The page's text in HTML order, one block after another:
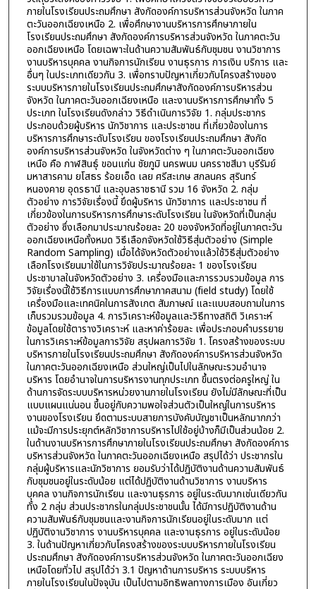
ภายในโรงเรียนประถมศึกษา สังกัดองค์การบริหารส่วนจังหวัด ในภาค
ตะวันออกเฉียงเหนือ 2. เพื่อศึกษางานบริหารการศึกษาภายใน
โรงเรียนประถมศึกษา สังกัดองค์การบริหารส่วนจังหวัด ในภาคตะวัน
ออกเฉียงเหนือ โดยเฉพาะในด้านความสัมพันธ์กับชุมชน งานวิชาการ
งานบริหารบุคคล งานกิจการนักเรียน งานธุรการ การเงิน บริการ และ
อื่นๆ ในประเภทเดียวกัน 3. เพื่อทราบปัญหาเกี่ยวกับโครงสร้างของ
ระบบบริหารภายในโรงเรียนประถมศึกษาสังกัดองค์การบริหารส่วน
จังหวัด ในภาคตะวันออกเฉียงเหนือ และงานบริหารการศึกษาทั้ง 5
ประเภท ในโรงเรียนดังกล่าว วิธีดำเนินการวิจัย 1. กลุ่มประชากร
ประกอบด้วยผู้บริหาร นักวิชาการ และประชาชน ที่เกี่ยวข้องในการ
บริหารการศึกษาระดับโรงเรียน ของโรงเรียนประถมศึกษา สังกัด
องค์การบริหารส่วนจังหวัด ในจังหวัดต่าง ๆ ในภาคตะวันออกเฉียง
เหนือ คือ กาฬสินธุ์ ขอนแก่น ชัยภูมิ นครพนม นครราชสีมา บุรีรัมย์
มหาสารคาม ยโสธร ร้อยเอ็ด เลย ศรีสะเกษ สกลนคร สุรินทร์
หนองคาย อุดรธานี และอุบลราชธานี รวม 16 จังหวัด 2. กลุ่ม
ตัวอย่าง การวิจัยเรื่องนี้ ยึดผู้บริหาร นักวิชาการ และประชาชน ที่
เกี่ยวข้องในการบริหารการศึกษาระดับโรงเรียน ในจังหวัดที่เป็นกลุ่ม
ตัวอย่าง ซึ่งเลือกมาประมาณร้อยละ 20 ของจังหวัดที่อยู่ในภาคตะวัน
ออกเฉียงเหนือทั้งหมด วิธีเลือกจังหวัดใช้วิธีสุ่มตัวอย่าง (Simple
Random Sampling) เมื่อได้จังหวัดตัวอย่างแล้วใช้วิธีสุ่มตัวอย่าง
เลือกโรงเรียนมาใช้ในการวิจัยประมาณร้อยละ 1 ของโรงเรียน
ประชาบาลในจังหวัดตัวอย่าง 3. เครื่องมือและการรวบรวมข้อมูล การ
วิจัยเรื่องนี้ใช้วิธีการแบบการศึกษาภาคสนาม (field study) โดยใช้
เครื่องมือและเทคนิคในการสังเกต สัมภาษณ์ และแบบสอบถามในการ
เก็บรวมรวมข้อมูล 4. การวิเคราะห์ข้อมูลและวิธีทางสถิติ วิเคราะห์
ข้อมูลโดยใช้ตารางวิเคราะห์ และหาค่าร้อยละ เพื่อประกอบคำบรรยาย
ในการวิเคราะห์ข้อมูลการวิจัย สรุปผลการวิจัย 1. โครงสร้างของระบบ
บริหารภายในโรงเรียนประถมศึกษา สังกัดองค์การบริหารส่วนจังหวัด
ในภาคตะวันออกเฉียงเหนือ ส่วนใหญ่เป็นไปในลักษณะรวมอำนาจ
บริหาร โดยอำนาจในการบริหารงานทุกประเภท ขึ้นตรงต่อครูใหญ่ ใน
ด้านการจัดระบบบริหารหน่วยงานภายในโรงเรียน ยังไม่มีลักษณะที่เป็น
แบบแผนแน่นอน ขึ้นอยู่กับความพอใจส่วนตัวเป็นใหญ่ในการบริหาร
งานของโรงเรียน ยึดตามระบบสายการบังคับบัญชาเป็นหลักมากกว่า
แม้จะมีการประยุกต์หลักวิชาการบริหารไปใช้อยู่บ้างก็มีเป็นส่วนน้อย 2.
ในด้านงานบริหารการศึกษาภายในโรงเรียนประถมศึกษา สังกัดองค์การ
บริหารส่วนจังหวัด ในภาคตะวันออกเฉียงเหนือ สรุปได้ว่า ประชากรใน
กลุ่มผู้บริหารและนักวิชาการ ยอมรับว่าได้ปฏิบัติงานด้านความสัมพันธ์
กับชุมชนอยู่ในระดับน้อย แต่ได้ปฏิบัติงานด้านวิชาการ งานบริหาร
บุคคล งานกิจการนักเรียน และงานธุรการ อยู่ในระดับมากเช่นเดียวกัน
ทั้ง 2 กลุ่ม ส่วนประชากรในกลุ่มประชาชนนั้น ได้มีการปฏิบัติงานด้าน
ความสัมพันธ์กับชุมชนและงานกิจการนักเรียนอยู่ในระดับมาก แต่
ปฏิบัติงานวิชาการ งานบริหารบุคคล และงานธุรการ อยู่ในระดับน้อย
3. ในด้านปัญหาเกี่ยวกับโครงสร้างของระบบบริหารภายในโรงเรียน
ประถมศึกษา สังกัดองค์การบริหารส่วนจังหวัด ในภาคตะวันออกเฉียง
เหนือโดยทั่วไป สรุปได้ว่า 3.1 ปัญหาด้านการบริหาร ระบบบริหาร
ภายในโรงเรียนในปัจจุบัน เป็นไปตามอิทธิพลทางการเมือง อันเกี่ยว